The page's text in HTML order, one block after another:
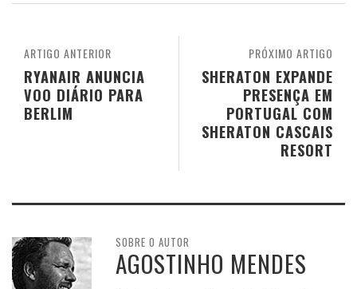
PRÓXIMO ARTIGO
SHERATON EXPANDE
PRESENÇA EM
PORTUGAL COM
SHERATON CASCAIS
RESORT
ARTIGO ANTERIOR
RYANAIR ANUNCIA
VOO DIÁRIO PARA
BERLIM
SOBRE O AUTOR
AGOSTINHO MENDES